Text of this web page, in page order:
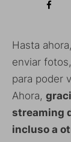
Hasta
enviar
para poder
Ahora,
streaming
incluso a